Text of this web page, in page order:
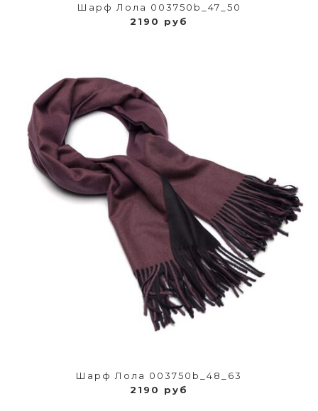
Шарф Лола 003750b_47_50
2190 руб
Шарф Лола 003750b_48_63
2190 руб